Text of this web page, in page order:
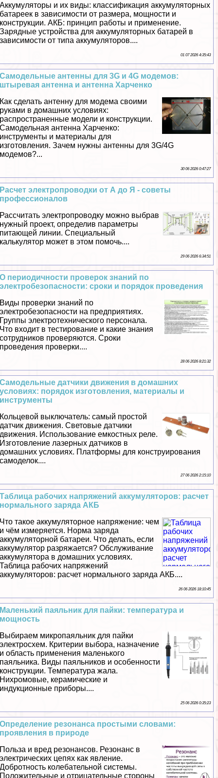
Аккумуляторы и их виды: классификация аккумуляторных
батареек в зависимости от размера, мощности и
конструкции. АКБ: принцип работы и применение.
Зарядные устройства для аккумуляторных батарей в
зависимости от типа аккумуляторов....
01 07 2026 4:35:43
Самодельные антенны для 3G и 4G модемов:
штыревая антенна и антенна Харченко
Как сделать антенну для модема своими
руками в домашних условиях:
распространенные модели и конструкции.
Самодельная антенна Харченко:
инструменты и материалы для
изготовления. Зачем нужны антенны для 3G/4G
модемов?...
30 06 2026 0:47:27
Расчет электропроводки от А до Я - советы
профессионалов
Рассчитать электропроводку можно выбрав
нужный проект, определив параметры
питающей линии. Специальный
калькулятор может в этом помочь....
29 06 2026 6:34:51
О периодичности проверок знаний по
электробезопасности: сроки и порядок проведения
Виды проверки знаний по
электробезопасности на предприятиях.
Группы электротехнического персонала.
Что входит в тестирование и какие знания
сотрудников проверяются. Сроки
проведения проверки....
28 06 2026 8:21:32
Самодельные датчики движения в домашних
условиях: порядок изготовления, материалы и
инструменты
Кольцевой выключатель: самый простой
датчик движения. Световые датчики
движения. Использование емкостных реле.
Изготовление лазерных датчиков в
домашних условиях. Платформы для конструирования
самоделок....
27 06 2026 2:15:10
Таблица рабочих напряжений аккумуляторов: расчет
нормального заряда АКБ
Что такое аккумуляторное напряжение: чем
и чём измеряется. Норма заряда
аккумуляторной батареи. Что делать, если
аккумулятор разряжается? Обслуживание
аккумулятора в домашних условиях.
Таблица рабочих напряжений
аккумуляторов: расчет нормального заряда АКБ....
26 06 2026 18:10:45
Маленький паяльник для пайки: температура и
мощность
Выбираем микропаяльник для пайки
электросхем. Критерии выбора, назначение
и область применения маленького
паяльника. Виды паяльников и особенности
конструкции. Температура жала.
Нихромовые, керамические и
индукционные приборы....
25 06 2026 0:35:23
Определение резонанса простыми словами:
проявления в природе
Польза и вред резонансов. Резонанс в
электрических цепях как явление.
Добротность колебательной системы.
Положительные и отрицательные стороны